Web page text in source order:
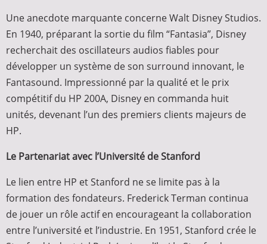
Une anecdote marquante concerne Walt Disney Studios.
En 1940, préparant la sortie du film “Fantasia”, Disney
recherchait des oscillateurs audios fiables pour
développer un système de son surround innovant, le
Fantasound. Impressionné par la qualité et le prix
compétitif du HP 200A, Disney en commanda huit
unités, devenant l’un des premiers clients majeurs de
HP.
Le Partenariat avec l’Université de Stanford
Le lien entre HP et Stanford ne se limite pas à la
formation des fondateurs. Frederick Terman continua
de jouer un rôle actif en encourageant la collaboration
entre l’université et l’industrie. En 1951, Stanford crée le